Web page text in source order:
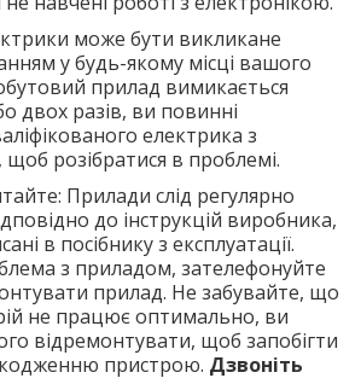
може бути викликане
у будь-якому місці вашого
прилад вимикається
двох разів, ви повинні
електрика з
розібратися в проблемі.
Прилади слід регулярно
до інструкцій виробника,
в посібнику з експлуатації.
з приладом, зателефонуйте
прилад. Не забувайте, що
не працює оптимально, ви
відремонтувати, щоб запобігти
пристрою. Дзвоніть